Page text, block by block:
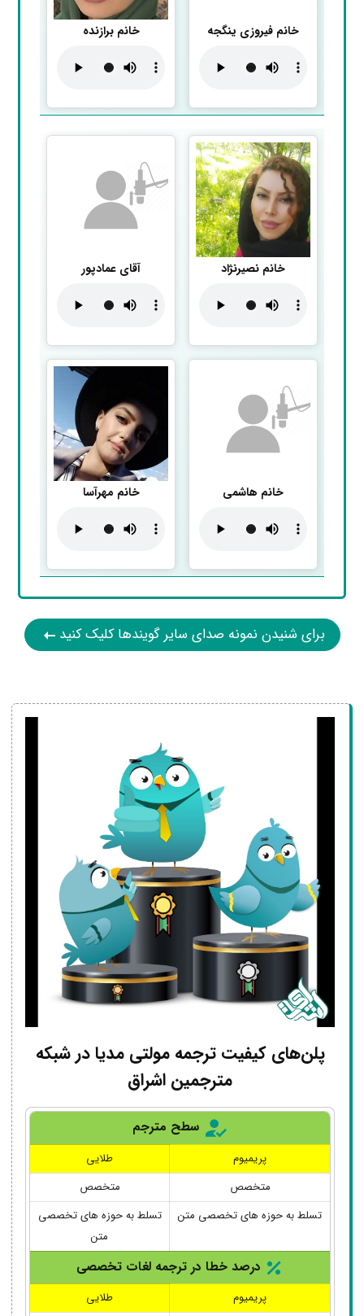
خانم فیروزی ینگجه خانم برازنده
خانم نصیرنژاد آقای عمادپور
خانم هاشمی خانم مهرآسا
برای شنیدن نمونه صدای سایر گویند‌ها کلیک کنید
پلن‌های کیفیت ترجمه مولتی مدیا در شبکه
مترجمین اشراق
سطح مترجم
پریمیوم
طلایی
متخصص
متخصص
تسلط به حوزه های تخصصی متن
تسلط به حوزه های تخصصی
متن
درصد خطا در ترجمه لغات تخصصی
پریمیوم
طلایی